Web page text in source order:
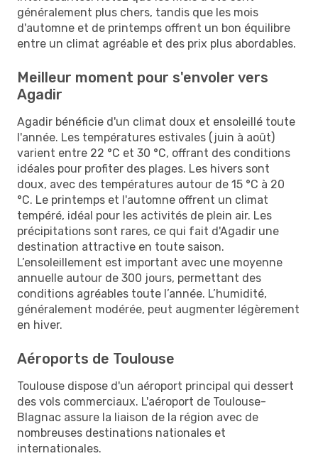
généralement plus chers, tandis que les mois
d'automne et de printemps offrent un bon équilibre
entre un climat agréable et des prix plus abordables.
Meilleur moment pour s'envoler vers
Agadir
Agadir bénéficie d'un climat doux et ensoleillé toute
l'année. Les températures estivales (juin à août)
varient entre 22 °C et 30 °C, offrant des conditions
idéales pour profiter des plages. Les hivers sont
doux, avec des températures autour de 15 °C à 20
°C. Le printemps et l'automne offrent un climat
tempéré, idéal pour les activités de plein air. Les
précipitations sont rares, ce qui fait d'Agadir une
destination attractive en toute saison.
L’ensoleillement est important avec une moyenne
annuelle autour de 300 jours, permettant des
conditions agréables toute l’année. L’humidité,
généralement modérée, peut augmenter légèrement
en hiver.
Aéroports de Toulouse
Toulouse dispose d'un aéroport principal qui dessert
des vols commerciaux. L'aéroport de Toulouse-
Blagnac assure la liaison de la région avec de
nombreuses destinations nationales et
internationales.